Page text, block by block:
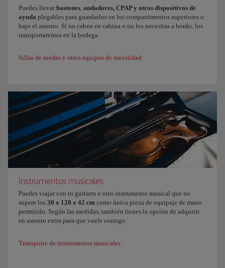
Puedes llevar bastones andadores, CPAP y otros dispositivos de
ayuda plegables para guardarlos en los compartimentos superiores o
bajo el asiento. Si no caben en cabina o no los necesitas a bordo, los
transportaremos en la bodega.
Sillas de ruedas y otros equipos de movilidad
Instrumentos musicales
Puedes viajar con tu guitarra u otro instrumento musical que no
supere los 30 x 120 x 42 cm como única pieza de equipaje de mano
permitido. Según las medidas, también tienes la opción de adquirir
en asiento extra para que vuele contigo.
Transporte de instrumentos musicales